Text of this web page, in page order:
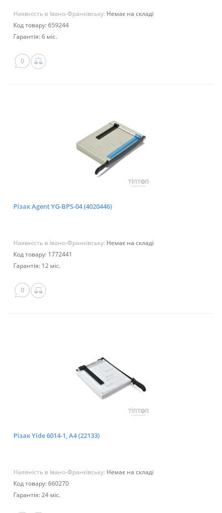
Наявність в Івано-Франківську: Немає на складі
Код товару: 659244
Гарантія: 6 міс.
0
Різак Agent YG-BPS-04 (4020446)
Наявність в Івано-Франківську: Немає на складі
Код товару: 1772441
Гарантія: 12 міс.
0
Різак Yide 6014-1, А4 (22133)
Наявність в Івано-Франківську: Немає на складі
Код товару: 660270
Гарантія: 24 міс.